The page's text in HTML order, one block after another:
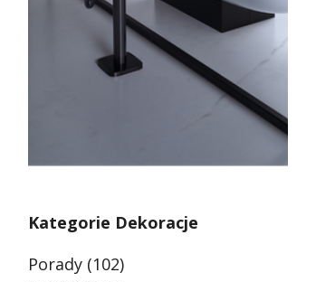
Kategorie Dekoracje
Porady(102)